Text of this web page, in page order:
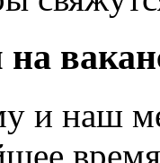
на
и наш
время